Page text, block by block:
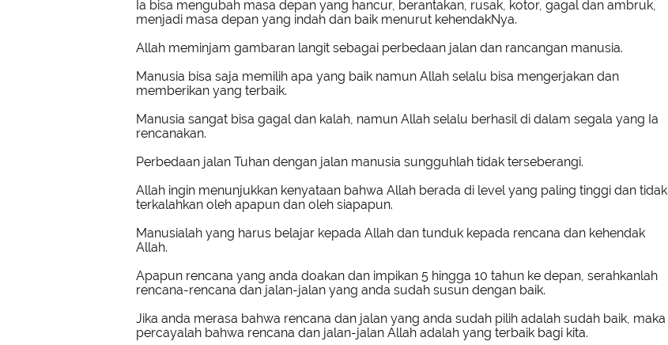
Ia bisa mengubah masa depan yang hancur, berantakan, rusak, kotor, gagal dan ambruk,
menjadi masa depan yang indah dan baik menurut kehendakNya.
Allah meminjam gambaran langit sebagai perbedaan jalan dan rancangan manusia.
Manusia bisa saja memilih apa yang baik namun Allah selalu bisa mengerjakan dan
memberikan yang terbaik.
Manusia sangat bisa gagal dan kalah, namun Allah selalu berhasil di dalam segala yang Ia
rencanakan.
Perbedaan jalan Tuhan dengan jalan manusia sungguhlah tidak terseberangi.
Allah ingin menunjukkan kenyataan bahwa Allah berada di level yang paling tinggi dan tidak
terkalahkan oleh apapun dan oleh siapapun.
Manusialah yang harus belajar kepada Allah dan tunduk kepada rencana dan kehendak
Allah.
Apapun rencana yang anda doakan dan impikan 5 hingga 10 tahun ke depan, serahkanlah
rencana-rencana dan jalan-jalan yang anda sudah susun dengan baik.
Jika anda merasa bahwa rencana dan jalan yang anda sudah pilih adalah sudah baik, maka
percayalah bahwa rencana dan jalan-jalan Allah adalah yang terbaik bagi kita.